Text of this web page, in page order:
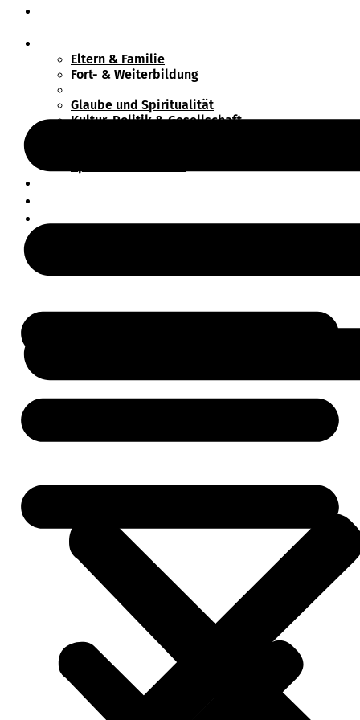
Eltern & Familie
Fort- & Weiterbildung
Glaube und Spiritualität
Kultur, Politik & Gesellschaft